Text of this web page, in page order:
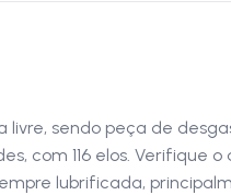
sendo peça de
com 116 elos.
lubrificada,